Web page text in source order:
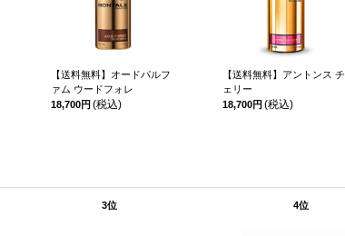
【送料無料】オードパルフ
ァム ウードフォレ
18,700円 (税込)
【送料無料】アントンス チ
ェリー
18,700円 (税込)
3位 4位